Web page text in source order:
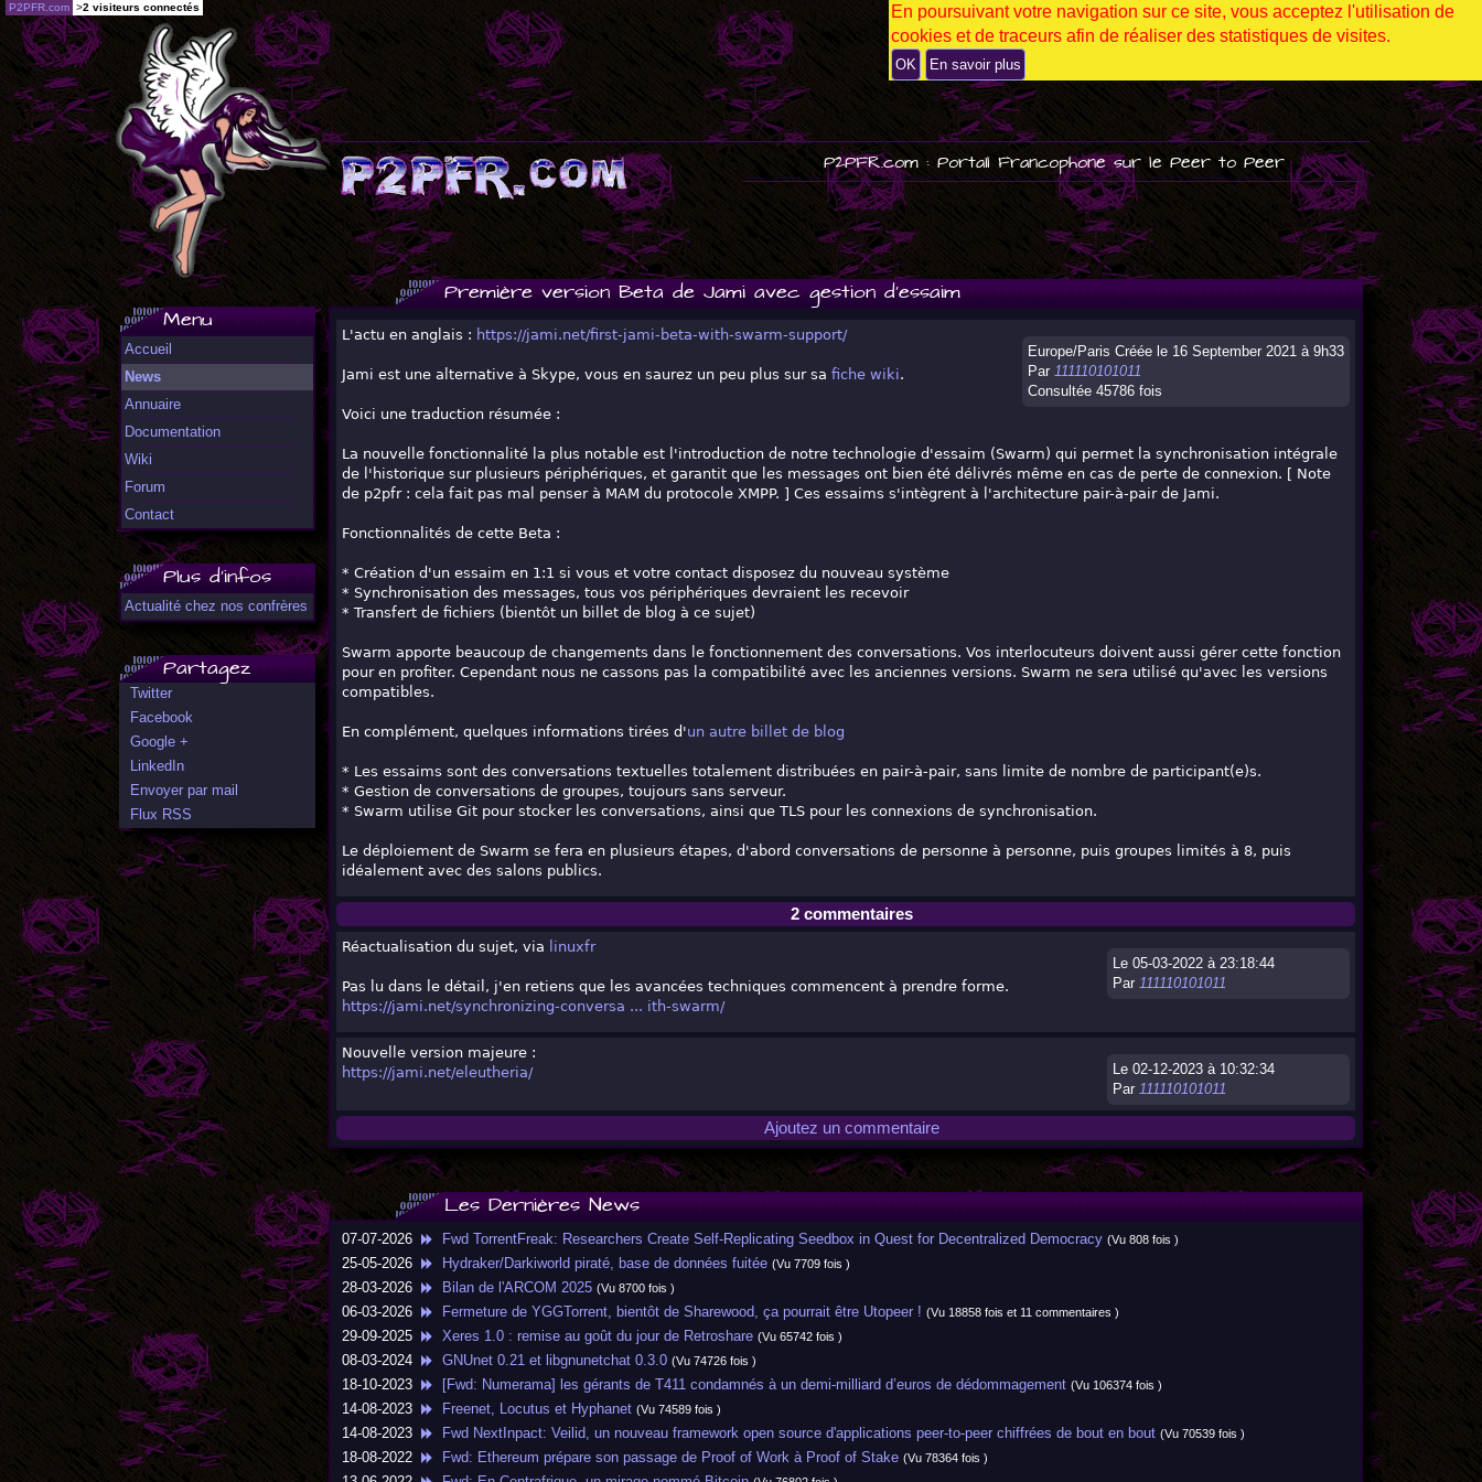
P
U
B
P2PFR.com : Portail Francophone sur le Peer to Peer
Menu
Accueil
News
Annuaire
Documentation
Wiki
Forum
Contact
Plus d'infos
Actualité chez nos confrères
Partagez
Twitter
Facebook
Google +
LinkedIn
Envoyer par mail
Flux RSS
Première version Beta de Jami avec gestion d'essaim
Europe/Paris Créée le 16 September 2021 à 9h33
Par 111110101011
Consultée 45786 fois
L'actu en anglais : https://jami.net/first-jami-beta-with-swarm-support/
Jami est une alternative à Skype, vous en saurez un peu plus sur sa fiche wiki.
Voici une traduction résumée :
La nouvelle fonctionnalité la plus notable est l'introduction de notre technologie d'essaim (Swarm) qui permet la synchronisation intégrale
de l'historique sur plusieurs périphériques, et garantit que les messages ont bien été délivrés même en cas de perte de connexion. [ Note
de p2pfr : cela fait pas mal penser à MAM du protocole XMPP. ] Ces essaims s'intègrent à l'architecture pair-à-pair de Jami.
Fonctionnalités de cette Beta :
* Création d'un essaim en 1:1 si vous et votre contact disposez du nouveau système
* Synchronisation des messages, tous vos périphériques devraient les recevoir
* Transfert de fichiers (bientôt un billet de blog à ce sujet)
Swarm apporte beaucoup de changements dans le fonctionnement des conversations. Vos interlocuteurs doivent aussi gérer cette fonction
pour en profiter. Cependant nous ne cassons pas la compatibilité avec les anciennes versions. Swarm ne sera utilisé qu'avec les versions
compatibles.
En complément, quelques informations tirées d'un autre billet de blog
* Les essaims sont des conversations textuelles totalement distribuées en pair-à-pair, sans limite de nombre de participant(e)s.
* Gestion de conversations de groupes, toujours sans serveur.
* Swarm utilise Git pour stocker les conversations, ainsi que TLS pour les connexions de synchronisation.
Le déploiement de Swarm se fera en plusieurs étapes, d'abord conversations de personne à personne, puis groupes limités à 8, puis
idéalement avec des salons publics.
2 commentaires
Le 05-03-2022 à 23:18:44
Par 111110101011
Réactualisation du sujet, via linuxfr
Pas lu dans le détail, j'en retiens que les avancées techniques commencent à prendre forme.
https://jami.net/synchronizing-conversa ... ith-swarm/
Le 02-12-2023 à 10:32:34
Par 111110101011
Nouvelle version majeure :
https://jami.net/eleutheria/
Ajoutez un commentaire
Les Dernières News
07-07-2026 Fwd TorrentFreak: Researchers Create Self-Replicating Seedbox in Quest for Decentralized Democracy (Vu 808 fois )
25-05-2026 Hydraker/Darkiworld piraté, base de données fuitée (Vu 7709 fois )
28-03-2026 Bilan de l'ARCOM 2025 (Vu 8700 fois )
06-03-2026 Fermeture de YGGTorrent, bientôt de Sharewood, ça pourrait être Utopeer ! (Vu 18858 fois et 11 commentaires )
29-09-2025 Xeres 1.0 : remise au goût du jour de Retroshare (Vu 65742 fois )
08-03-2024 GNUnet 0.21 et libgnunetchat 0.3.0 (Vu 74726 fois )
18-10-2023 [Fwd: Numerama] les gérants de T411 condamnés à un demi-milliard d’euros de dédommagement (Vu 106374 fois )
14-08-2023 Freenet, Locutus et Hyphanet (Vu 74589 fois )
14-08-2023 Fwd NextInpact: Veilid, un nouveau framework open source d'applications peer-to-peer chiffrées de bout en bout (Vu 70539 fois )
18-08-2022 Fwd: Ethereum prépare son passage de Proof of Work à Proof of Stake (Vu 78364 fois )
P2PFR.com >2 visiteurs connectés
En poursuivant votre navigation sur ce site, vous acceptez l'utilisation de
cookies et de traceurs afin de réaliser des statistiques de visites.
OK En savoir plus